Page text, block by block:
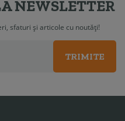
NEWSLETTER
sfaturi și articole cu noutăți!
TRIMITE